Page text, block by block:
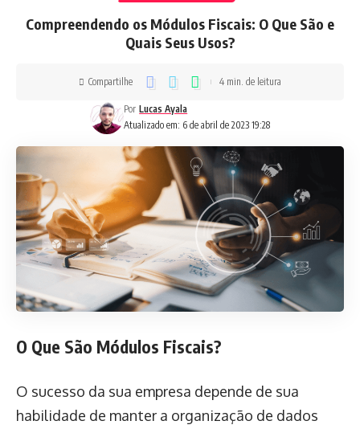
Compreendendo os Módulos Fiscais: O Que São e
Quais Seus Usos?
Atualizado em: 6 de abril de 2023 19:28
Por Lucas Ayala
Compartilhe 4 min. de leitura
O Que São Módulos Fiscais?
O sucesso da sua empresa depende de sua
habilidade de manter a organização de dados